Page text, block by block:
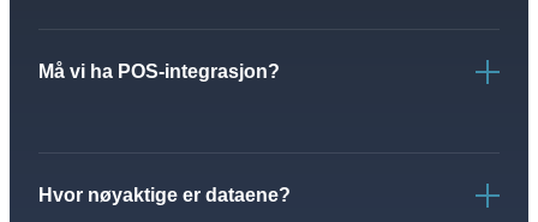
Må vi ha POS-integrasjon?
Hvor nøyaktige er dataene?